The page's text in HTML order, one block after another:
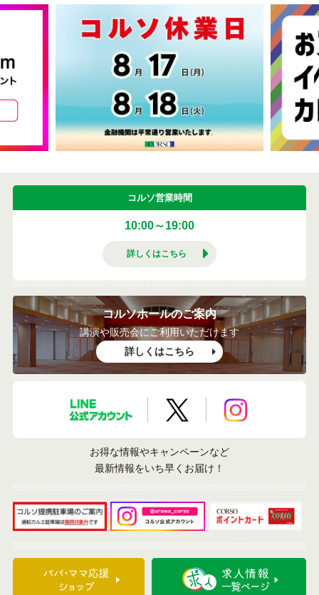
コルソ営業時間
10:00～19:00
詳しくはこちら
コルソホールのご案内
講演や販売会にご利用いただけます
詳しくはこちら
LINE公式アカウントX公式アカウント
お得な情報やキャンペーンなど
最新情報をいち早くお届け！